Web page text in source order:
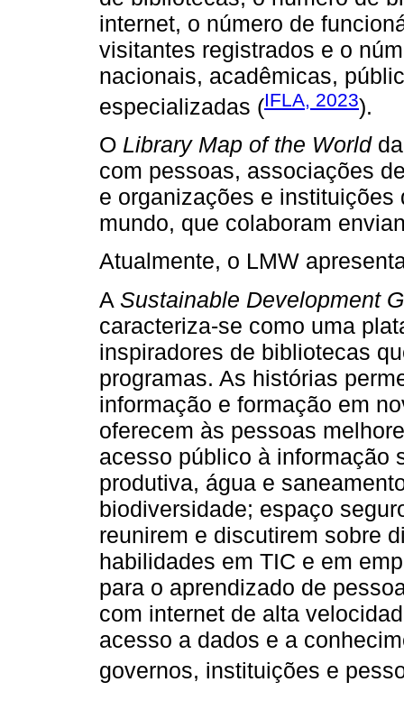
internet, o número de
visitantes registrados e o
nacionais, acadêmicas,
especializadas (IFLA, 2023).
O Library Map of the Worldda
com pessoas, associações
e organizações e
mundo, que colaboram
Atualmente, o LMW
A Sustainable Development
caracteriza-se como uma
inspiradores de bibliotecas
programas. As histórias
informação e formação em
oferecem às pessoas
acesso público à informação
produtiva, água e
biodiversidade; espaço
reunirem e discutirem sobre
habilidades em TIC e em
para o aprendizado de
com internet de alta
acesso a dados e a
governos, instituições e